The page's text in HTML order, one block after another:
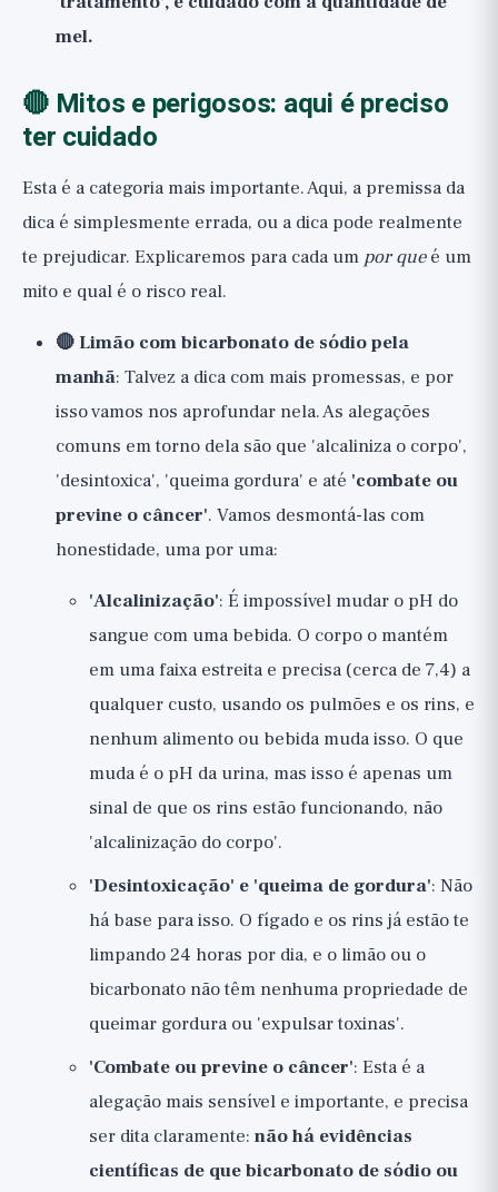
mel.
🔴 Mitos e perigosos: aqui é preciso
ter cuidado
Esta é a categoria mais importante. Aqui, a premissa da
dica é simplesmente errada, ou a dica pode realmente
te prejudicar. Explicaremos para cada um por queé um
mito e qual é o risco real.
🔴 Limão com bicarbonato de sódio pela
manhã: Talvez a dica com mais promessas, e por
isso vamos nos aprofundar nela. As alegações
comuns em torno dela são que 'alcaliniza o corpo',
'desintoxica', 'queima gordura' e até 'combate ou
previne o câncer'. Vamos desmontá-las com
honestidade, uma por uma:
'Alcalinização': É impossível mudar o pH do
sangue com uma bebida. O corpo o mantém
em uma faixa estreita e precisa (cerca de 7,4) a
qualquer custo, usando os pulmões e os rins, e
nenhum alimento ou bebida muda isso. O que
muda é o pH da urina, mas isso é apenas um
sinal de que os rins estão funcionando, não
'alcalinização do corpo'.
'Desintoxicação' e 'queima de gordura': Não
há base para isso. O fígado e os rins já estão te
limpando 24 horas por dia, e o limão ou o
bicarbonato não têm nenhuma propriedade de
queimar gordura ou 'expulsar toxinas'.
'Combate ou previne o câncer': Esta é a
alegação mais sensível e importante, e precisa
ser dita claramente: não há evidências
científicas de que bicarbonato de sódio ou